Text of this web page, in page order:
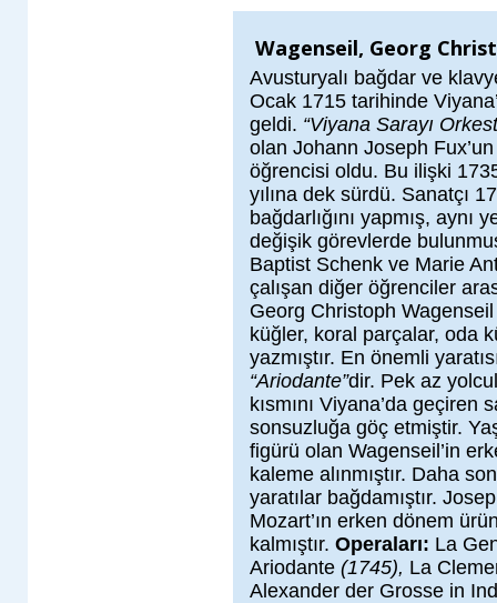
Wagenseil, Georg
Avusturyalı bağdar ve
Ocak 1715 tarihinde
geldi. “Viyana Sarayı
olan Johann Joseph
öğrencisi oldu. Bu ilişki
yılına dek sürdü. Sanatçı
bağdarlığını yapmış,
değişik görevlerde
Baptist Schenk ve Marie
çalışan diğer öğrenciler
Georg Christoph
küğler, koral parçalar, oda
yazmıştır. En önemli
“Ariodante”dir. Pek az
kısmını Viyana’da
sonsuzluğa göç etmiştir.
figürü olan Wagenseil’in
kaleme alınmıştır. Daha
yaratılar bağdamıştır.
Mozart’ın erken dönem
kalmıştır. Operaları: La
Ariodante (1745), La
Alexander der Grosse in